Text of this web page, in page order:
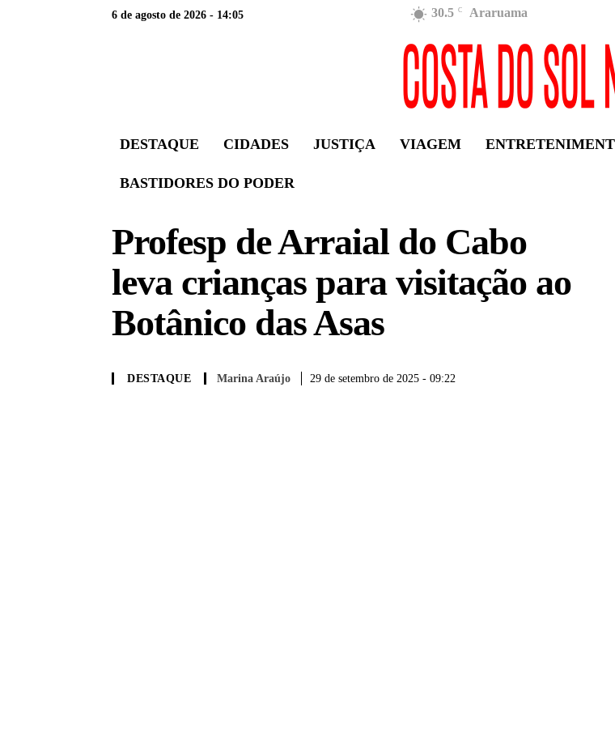
6 de agosto de 2026 - 14:05 30.5 C Araruama
DESTAQUE CIDADES JUSTIÇA VIAGEM
BASTIDORES DO PODER
Profesp de Arraial do Cabo
leva crianças para visitação ao
Botânico das Asas
DESTAQUE Marina Araújo 29 de setembro de 2025 - 09:22